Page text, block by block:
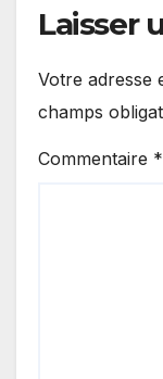
Laisser
Votre adresse
champs
Commentaire *